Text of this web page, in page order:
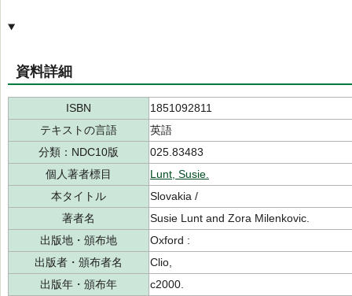
資料詳細
ISBN
1851092811
テキストの言語
英語
分類：NDC10版
025.83483
個人著者標目
Lunt, Susie.
本タイトル
Slovakia /
著者名
Susie Lunt and Zora Milenkovic.
出版地・頒布地
Oxford :
出版者・頒布者名
Clio,
出版年・頒布年
c2000.